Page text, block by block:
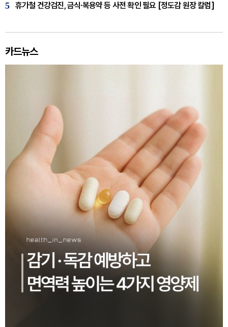
5 휴가철 건강검진, 금식·복용약 등 사전 확인 필요 [정도감 원장 칼럼]
카드뉴스